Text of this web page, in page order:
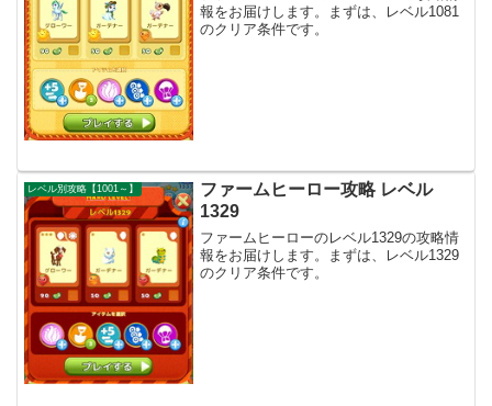
報をお届けします。まずは、レベル1081
のクリア条件です。
レベル別攻略【1001～】
ファームヒーロー攻略 レベル
1329
ファームヒーローのレベル1329の攻略情
報をお届けします。まずは、レベル1329
のクリア条件です。